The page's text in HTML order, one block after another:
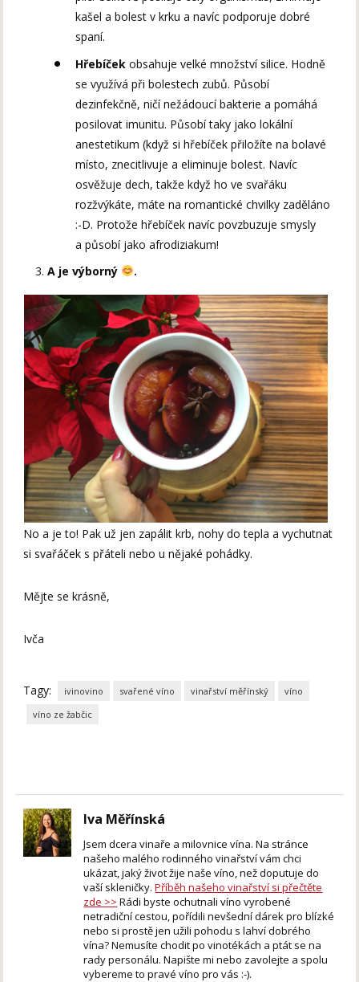
kašel a bolest v krku a navíc podporuje dobré
spaní.
Hřebíček obsahuje velké množství silice. Hodně
se využívá při bolestech zubů. Působí
dezinfekčně, ničí nežádoucí bakterie a pomáhá
posilovat imunitu. Působí taky jako lokální
anestetikum (když si hřebíček přiložíte na bolavé
místo, znecitlivuje a eliminuje bolest. Navíc
osvěžuje dech, takže když ho ve svařáku
rozžvýkáte, máte na romantické chvilky zaděláno
:-D. Protože hřebíček navíc povzbuzuje smysly
a působí jako afrodiziakum!
A je výborný
.
No a je to! Pak už jen zapálit krb, nohy do tepla a vychutnat
si svařáček s přáteli nebo u nějaké pohádky.
Mějte se krásně,
Ivča
Tagy: ivinovino svařené víno vinařství měřínský
víno
víno ze žabčic
Iva Měřínská
Jsem dcera vinaře a milovnice vína. Na stránce
našeho malého rodinného vinařství vám chci
ukázat, jaký život žije naše víno, než doputuje do
vaší skleničky.Příběh našeho vinařství si přečtěte
zde >> Rádi byste ochutnali víno vyrobené
netradiční cestou, pořídili nevšední dárek pro blízké
nebo si prostě jen užili pohodu s lahví dobrého
vína? Nemusíte chodit po vinotékách a ptát se na
rady personálu. Napište mi nebo zavolejte a spolu
vybereme to pravé víno pro vás :-).